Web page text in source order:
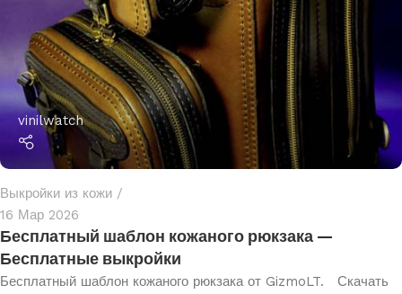
vinilwatch
Выкройки из кожи
16 Мар 2026
Бесплатный шаблон кожаного рюкзака —
Бесплатные выкройки
Бесплатный шаблон кожаного рюкзака от GizmoLT. Скачать